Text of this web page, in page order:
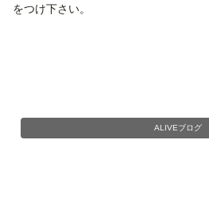
をつけ下さい。
ALIVEブログ